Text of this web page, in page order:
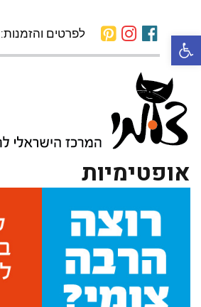
פתח סרגל נגישות לפרטים והזמנות: 03-6444494
אופטימיות